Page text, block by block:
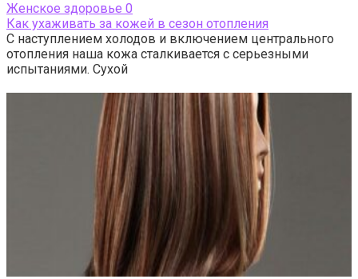
Женское здоровье 0
Как ухаживать за кожей в сезон отопления
С наступлением холодов и включением центрального
отопления наша кожа сталкивается с серьезными
испытаниями. Сухой